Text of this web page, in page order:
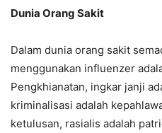
Dunia Orang Sakit
Dalam dunia orang sakit
menggunakan influenzer
Pengkhianatan, ingkar janji
kriminalisasi adalah
ketulusan, rasialis adalah